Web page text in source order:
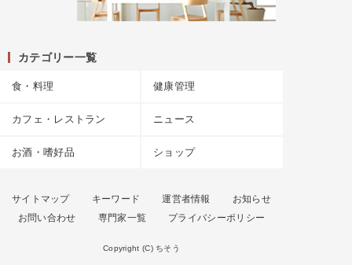
カテゴリー一覧
食・料理 健康管理
カフェ・レストラン ニュース
お酒・嗜好品 ショップ
サイトマップ キーワード 運営者情報
お知らせ
お問い合わせ
専門家一覧 プライバシーポリシー
Copyright (C) ちそう